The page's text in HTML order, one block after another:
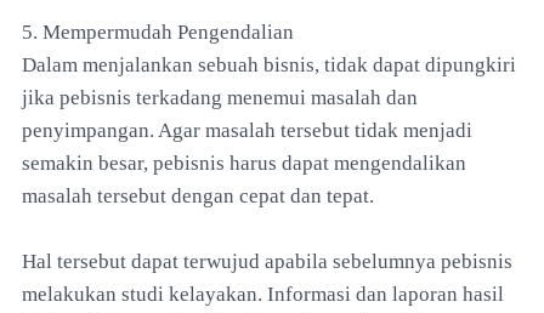
5. Mempermudah Pengendalian
Dalam menjalankan sebuah bisnis, tidak dapat dipungkiri
jika pebisnis terkadang menemui masalah dan
penyimpangan. Agar masalah tersebut tidak menjadi
semakin besar, pebisnis harus dapat mengendalikan
masalah tersebut dengan cepat dan tepat.
Hal tersebut dapat terwujud apabila sebelumnya pebisnis
melakukan studi kelayakan. Informasi dan laporan hasil